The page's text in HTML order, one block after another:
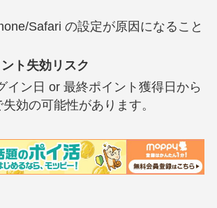
Safari の設定が原因になること
ト失効リスク
イン日 or 最終ポイント獲得日から
効の可能性があります。